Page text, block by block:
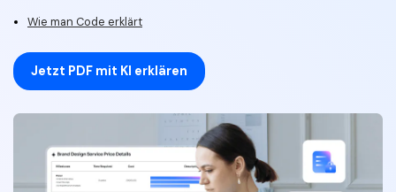
Wie man Code erklärt
Jetzt PDF mit KI erklären